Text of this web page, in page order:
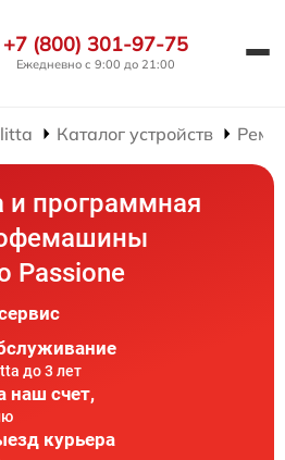
+7 (800) 301-97-75
Ежедневно с 9:00 до 21:00
Каталог устройств
и программная
Passione
до 3 лет
наш счет,
курьера